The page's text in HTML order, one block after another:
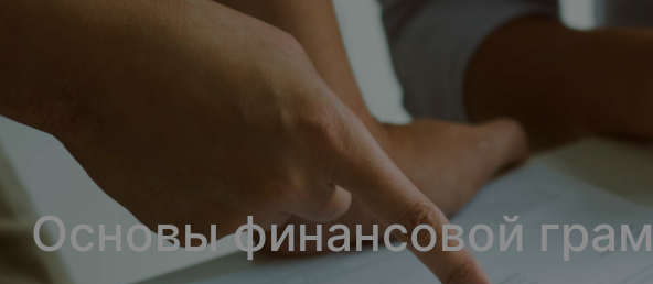
Основы финансовой